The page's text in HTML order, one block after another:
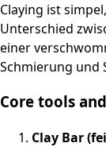
Claying ist
Unterschied
einer
Schmierung und
Core tools
Clay Bar